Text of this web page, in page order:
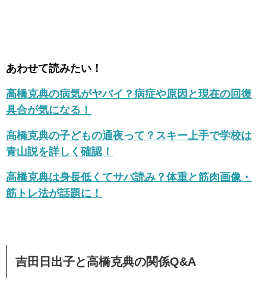
あわせて読みたい！
高橋克典の病気がヤバイ？病症や原因と現在の回復
具合が気になる！
高橋克典の子どもの通夜って？スキー上手で学校は
青山説を詳しく確認！
高橋克典は身長低くてサバ読み？体重と筋肉画像・
筋トレ法が話題に！
吉田日出子と高橋克典の関係Q&A